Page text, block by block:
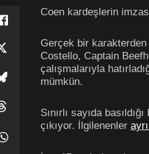
Coen kardeşlerin
Gerçek bir karakterden
Costello, Captain
çalışmalarıyla
mümkün.
Sınırlı sayıda
çıkıyor. İlgilenenler